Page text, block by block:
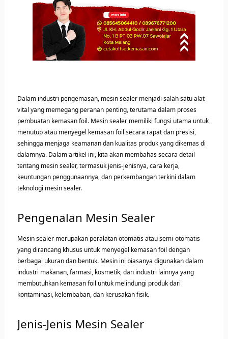
Dalam industri pengemasan, mesin sealer menjadi salah satu alat
vital yang memegang peranan penting, terutama dalam proses
pembuatan kemasan foil. Mesin sealer memiliki fungsi utama untuk
menutup atau menyegel kemasan foil secara rapat dan presisi,
sehingga menjaga keamanan dan kualitas produk yang dikemas di
dalamnya. Dalam artikel ini, kita akan membahas secara detail
tentang mesin sealer, termasuk jenis-jenisnya, cara kerja,
keuntungan penggunaannya, dan perkembangan terkini dalam
teknologi mesin sealer.
Pengenalan Mesin Sealer
Mesin sealer merupakan peralatan otomatis atau semi-otomatis
yang dirancang khusus untuk menyegel kemasan foil dengan
berbagai ukuran dan bentuk. Mesin ini biasanya digunakan dalam
industri makanan, farmasi, kosmetik, dan industri lainnya yang
membutuhkan kemasan foil untuk melindungi produk dari
kontaminasi, kelembaban, dan kerusakan fisik.
Jenis-Jenis Mesin Sealer